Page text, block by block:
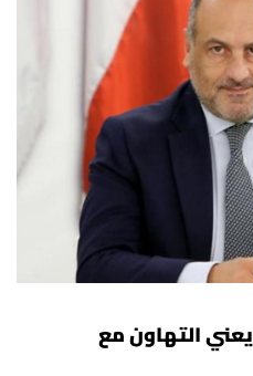
Digital solutions by
يعني التهاون مع